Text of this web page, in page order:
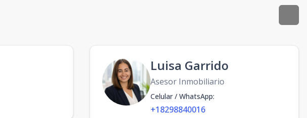
Luisa Garrido
Asesor Inmobiliario
Celular / WhatsApp:
+18298840016